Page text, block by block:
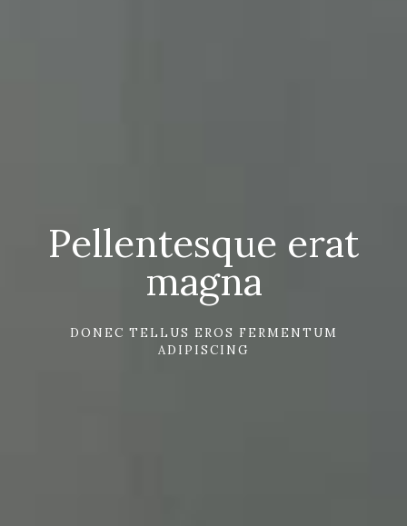
Pellentesque erat
magna
DONEC TELLUS EROS FERMENTUM
ADIPISCING